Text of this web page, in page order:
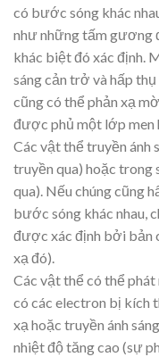
có bước sóng khác
như những tấm gương
khác biệt đó xác định.
sáng cản trở và hấp
cũng có thể phản xạ
được phủ một lớp men
Các vật thể truyền ánh
truyền qua) hoặc trong
qua). Nếu chúng cũng
bước sóng khác nhau,
được xác định bởi bản
xạ đó).
Các vật thể có thể phát
có các electron bị kích
xạ hoặc truyền ánh
nhiệt độ tăng cao (sự